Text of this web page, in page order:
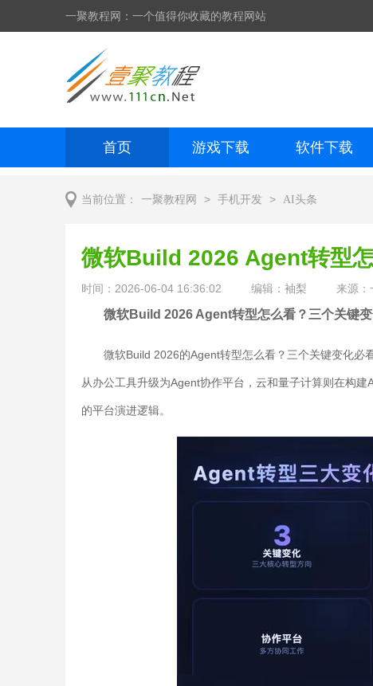
一聚教程网：一个值得你收藏的教程网站
首页 游戏下载 软件下载
当前位置： 一聚教程网 > 手机开发 > AI头条
微软Build 2026 Agent转型
时间：2026-06-04 16:36:02 编辑：袖梨 来源：
微软Build 2026 Agent转型怎么看？三个关键
微软Build 2026的Agent转型怎么看？三个关键变化
从办公工具升级为Agent协作平台，云和量子计算则在构
的平台演进逻辑。